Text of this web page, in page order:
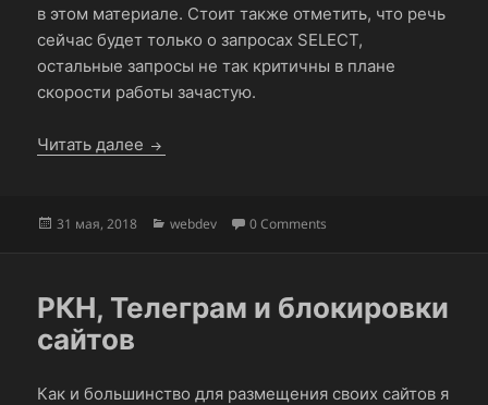
в этом материале. Стоит также отметить, что речь
сейчас будет только о запросах SELECT,
остальные запросы не так критичны в плане
скорости работы зачастую.
Читать далее Как оптимизировать SQL запросы
Опубликовано
31 мая, 2018 Рубрики
webdev 0 Comments
РКН, Телеграм и блокировки
сайтов
Как и большинство для размещения своих сайтов я